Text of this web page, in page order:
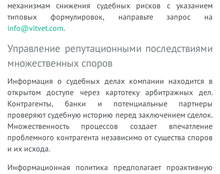
механизмам снижения судебных рисков с указанием
типовых формулировок, направьте запрос на
info@vitvet.com.
Управление репутационными последствиями
множественных споров
Информация о судебных делах компании находится в
открытом доступе через картотеку арбитражных дел.
Контрагенты, банки и потенциальные партнеры
проверяют судебную историю перед заключением сделок.
Множественность процессов создает впечатление
проблемного контрагента независимо от существа споров
и их исхода.
Информационная политика предполагает проактивную